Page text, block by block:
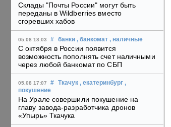
Склады "Почты России" могут быть
переданы в Wildberries вместо
сгоревших хабов
05.08 18:03 # банки , банкомат , наличные
С октября в России появится
возможность пополнять счет наличными
через любой банкомат по СБП
05.08 17:07 # Ткачук , екатеринбург ,
покушение
На Урале совершили покушение на
главу завода-разработчика дронов
«Упырь» Ткачука